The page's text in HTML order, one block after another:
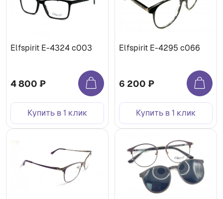
Elfspirit Е-4324 c003
4 800 ₽
Купить в 1 клик
Elfspirit Е-4295 c066
6 200 ₽
Купить в 1 клик